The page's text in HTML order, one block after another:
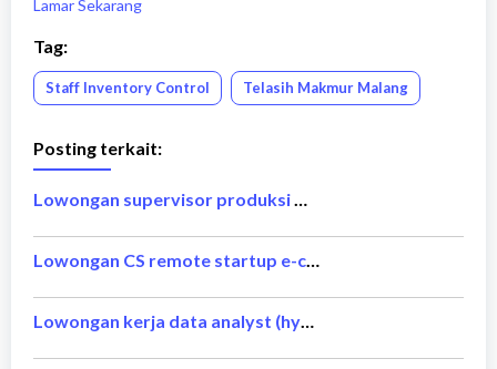
Lamar Sekarang
Tag:
Staff Inventory Control Telasih Makmur Malang
Posting terkait:
Lowongan supervisor produksi MM2100 Cikarang Maret 2026
Lowongan CS remote startup e-commerce Maret 2026
Lowongan kerja data analyst (hybrid) BCA Jakarta Maret 2026